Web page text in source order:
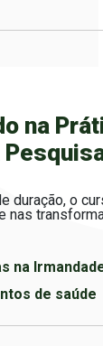
na
duração, o
nas
na
de saúde